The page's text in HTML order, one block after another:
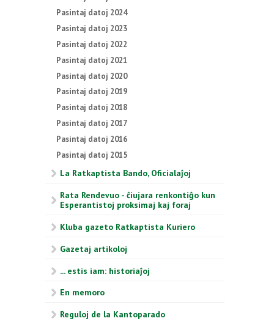
Pasintaj datoj 2024
Pasintaj datoj 2023
Pasintaj datoj 2022
Pasintaj datoj 2021
Pasintaj datoj 2020
Pasintaj datoj 2019
Pasintaj datoj 2018
Pasintaj datoj 2017
Pasintaj datoj 2016
Pasintaj datoj 2015
La Ratkaptista Bando, Oficialaĵoj
Rata Rendevuo - ĉiujara renkontiĝo kun
Esperantistoj proksimaj kaj foraj
Kluba gazeto Ratkaptista Kuriero
Gazetaj artikoloj
... estis iam: historiaĵoj
En memoro
Reguloj de la Kantoparado